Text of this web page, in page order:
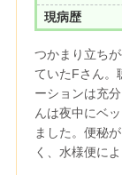
現病歴
つかまり立ち
ていたFさん。
ーションは充
んは夜中にベ
ました。便秘
く、水様便に